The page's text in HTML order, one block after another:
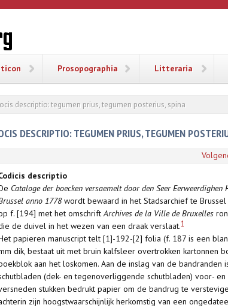
Prosopographia Litteraria
descriptio: tegumen prius, tegumen posterius, spina
DESCRIPTIO: TEGUMEN PRIUS, TEGUMEN
descriptio
Cataloge der boecken versaemelt door den Seer
anno 1778wordt bewaard in het Stadsarchief te
f. [194] met het omschriftArchives de la Ville de Bruxelles
de duivel in het wezen van een draak verslaat.1
papieren manuscript telt [1]-192-[2] folia (f. 187 is een
dik, bestaat uit met bruin kalfsleer overtrokken kartonnen
aan het loskomen. Aan de inslag van de
(dek- en tegenoverliggende schutbladen) voor-
stukken bedrukt papier om de bandrug te
zijn hoogstwaarschijnlijk herkomstig van een